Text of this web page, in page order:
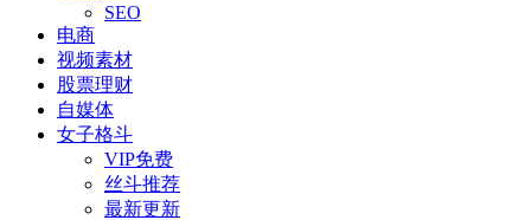
SEO
电商
视频素材
股票理财
自媒体
女子格斗
VIP免费
丝斗推荐
最新更新